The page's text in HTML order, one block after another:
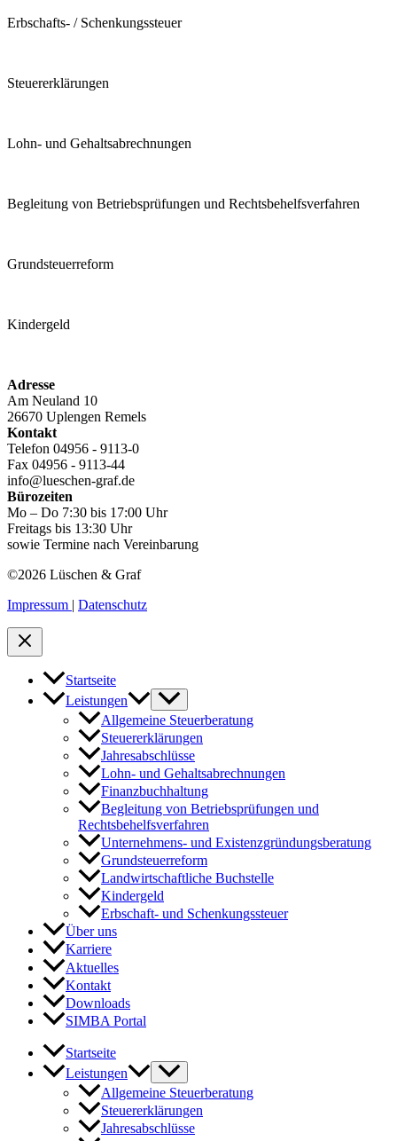
Erbschafts- / Schenkungssteuer
Steuererklärungen
Lohn- und Gehaltsabrechnungen
Begleitung von Betriebsprüfungen und Rechtsbehelfsverfahren
Grundsteuerreform
Kindergeld
Adresse
Am Neuland 10
26670 Uplengen Remels
Kontakt
Telefon 04956 - 9113-0
Fax 04956 - 9113-44
info@lueschen-graf.de
Bürozeiten
Mo – Do 7:30 bis 17:00 Uhr
Freitags bis 13:30 Uhr
sowie Termine nach Vereinbarung
©2026 Lüschen & Graf
Impressum | Datenschutz
Startseite
Leistungen
Allgemeine Steuerberatung
Steuererklärungen
Jahresabschlüsse
Lohn- und Gehaltsabrechnungen
Finanzbuchhaltung
Begleitung von Betriebsprüfungen und
Rechtsbehelfsverfahren
Unternehmens- und Existenzgründungsberatung
Grundsteuerreform
Landwirtschaftliche Buchstelle
Kindergeld
Erbschaft- und Schenkungssteuer
Über uns
Karriere
Aktuelles
Kontakt
Downloads
SIMBA Portal
Startseite
Leistungen
Allgemeine Steuerberatung
Steuererklärungen
Jahresabschlüsse